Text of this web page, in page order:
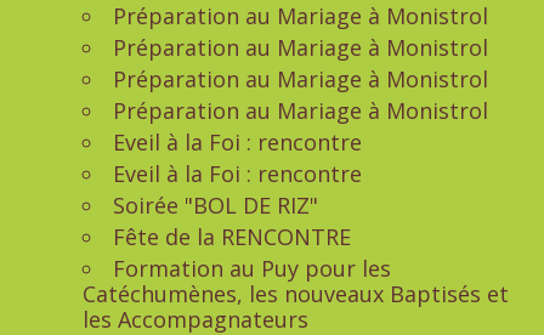
Préparation au Mariage à Monistrol
Préparation au Mariage à Monistrol
Préparation au Mariage à Monistrol
Préparation au Mariage à Monistrol
Eveil à la Foi : rencontre
Eveil à la Foi : rencontre
Soirée "BOL DE RIZ"
Fête de la RENCONTRE
Formation au Puy pour les
Catéchumènes, les nouveaux Baptisés et
les Accompagnateurs